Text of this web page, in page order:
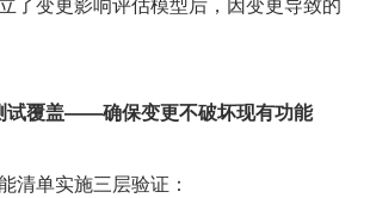
试覆盖——确保变更不破坏现有功能
功能清单实施三层验证：